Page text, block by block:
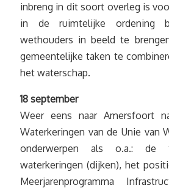
inbreng in dit soort overleg is
in de ruimtelijke ordening
wethouders in beeld te
gemeentelijke taken te
het waterschap.
18 september
Weer eens naar Amersfoort
Waterkeringen van de Unie van
onderwerpen als o.a.: de
waterkeringen (dijken), het
Meerjarenprogramma